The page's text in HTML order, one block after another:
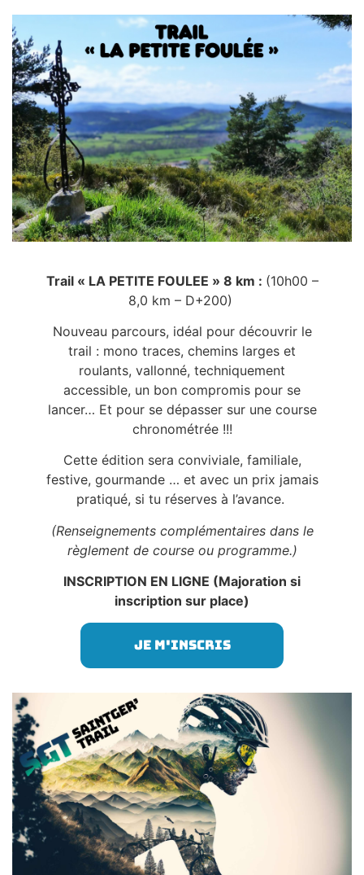
Trail « LA PETITE FOULEE » 8 km : (10h00 –
8,0 km – D+200)
Nouveau parcours, idéal pour découvrir le
trail : mono traces, chemins larges et
roulants, vallonné, techniquement
accessible, un bon compromis pour se
lancer… Et pour se dépasser sur une course
chronométrée !!!
Cette édition sera conviviale, familiale,
festive, gourmande … et avec un prix jamais
pratiqué, si tu réserves à l’avance.
(Renseignements complémentaires dans le
règlement de course ou programme.)
INSCRIPTION EN LIGNE (Majoration si
inscription sur place)
Je m'inscris